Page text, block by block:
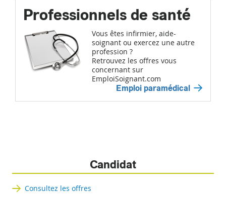
Professionnels de santé
Vous êtes infirmier, aide-
soignant ou exercez une autre
profession ?
Retrouvez les offres vous
concernant sur
EmploiSoignant.com
Emploi paramédical
Candidat
Consultez les offres